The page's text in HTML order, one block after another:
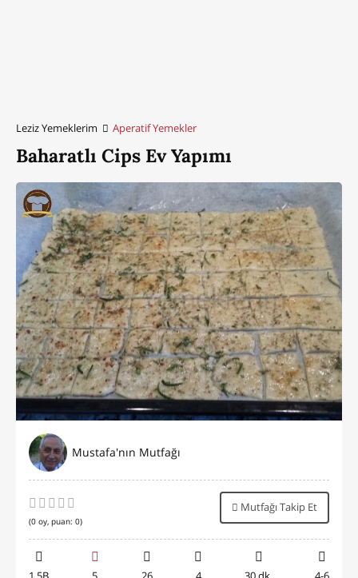
Leziz Yemeklerim Aperatif Yemekler
Baharatlı Cips Ev Yapımı
Mustafa'nın Mutfağı
(0 oy, puan: 0)
Mutfağı Takip Et